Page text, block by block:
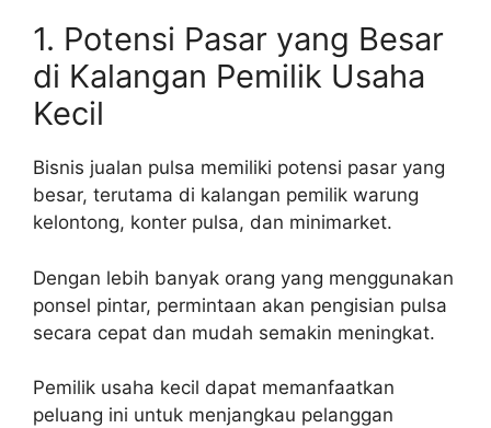
1. Potensi Pasar yang Besar
di Kalangan Pemilik Usaha
Kecil
Bisnis jualan pulsa memiliki potensi pasar yang
besar, terutama di kalangan pemilik warung
kelontong, konter pulsa, dan minimarket.
Dengan lebih banyak orang yang menggunakan
ponsel pintar, permintaan akan pengisian pulsa
secara cepat dan mudah semakin meningkat.
Pemilik usaha kecil dapat memanfaatkan
peluang ini untuk menjangkau pelanggan